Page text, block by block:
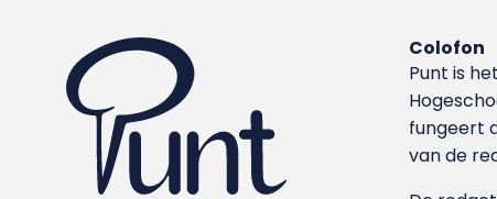
Colofon
Punt is
fungeert
van de